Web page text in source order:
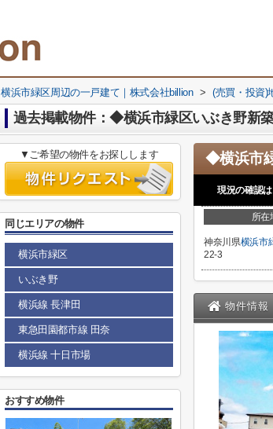
横浜市緑区周辺の一戸建て｜株式会社billion > (売買・投資)
過去掲載物件：◆横浜市緑区いぶき野新
現況の確認
所在
神奈川県横浜市
22-3
物件情報
▼ご希望の物件をお探しします
同じエリアの物件
横浜市緑区
いぶき野
横浜線 長津田
東急田園都市線 田奈
横浜線 十日市場
おすすめ物件